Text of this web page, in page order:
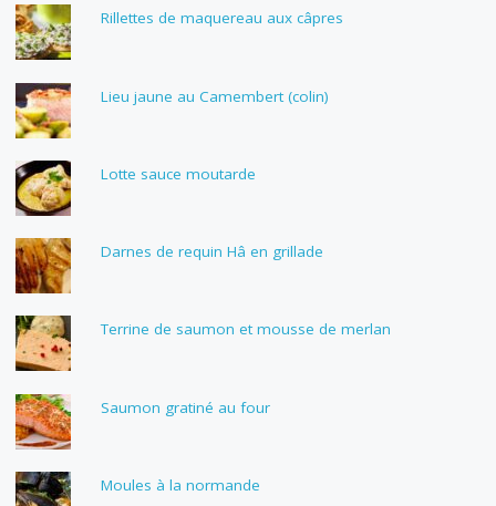
Rillettes de maquereau aux câpres
Lieu jaune au Camembert (colin)
Lotte sauce moutarde
Darnes de requin Hâ en grillade
Terrine de saumon et mousse de merlan
Saumon gratiné au four
Moules à la normande